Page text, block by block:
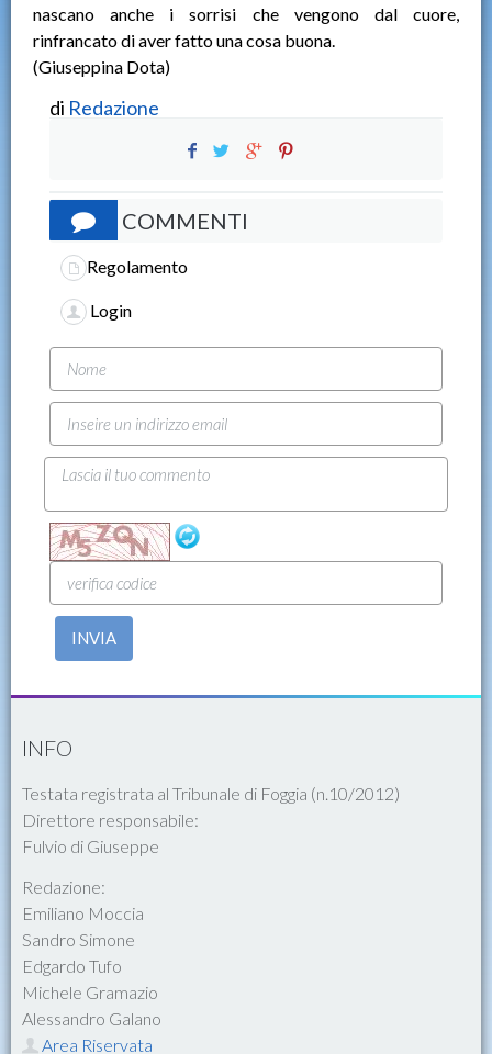
nascano anche i sorrisi che vengono dal cuore,
rinfrancato di aver fatto una cosa buona.
(Giuseppina Dota)
di Redazione
COMMENTI
Regolamento
Login
INVIA
INFO
Testata registrata al Tribunale di Foggia (n.10/2012)
Direttore responsabile:
Fulvio di Giuseppe
Redazione:
Emiliano Moccia
Sandro Simone
Edgardo Tufo
Michele Gramazio
Alessandro Galano
Area Riservata